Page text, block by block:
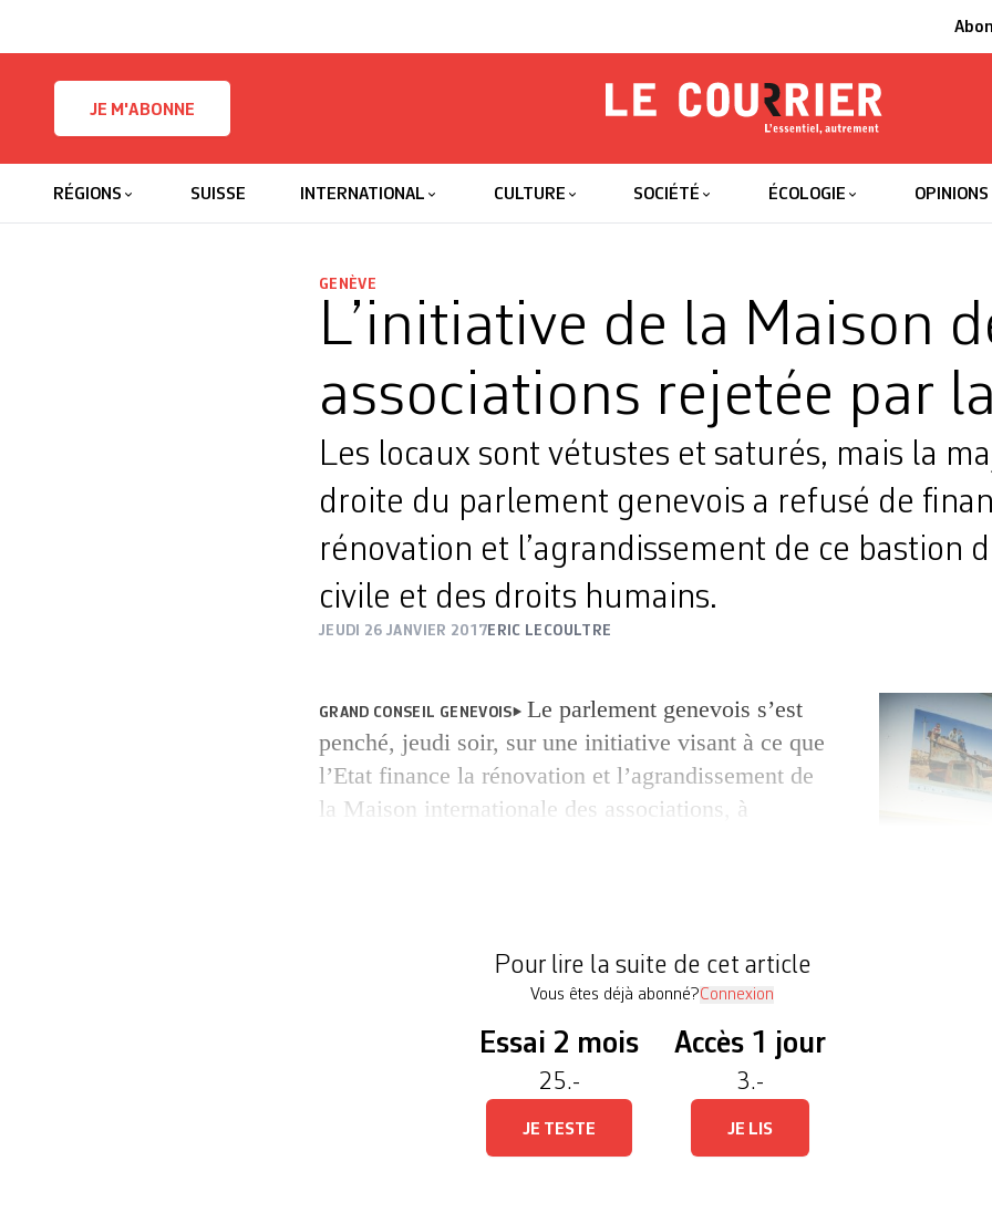
JE M'ABONNE
Le Courrier
RÉGIONS
SUISSE INTERNATIONAL CULTURE SOCIÉTÉ ÉCOLOGIE OPINIONS
GENÈVE
L’initiative de la Maison
associations rejetée par
Les locaux sont vétustes et saturés, mais la
droite du parlement genevois a refusé de
rénovation et l’agrandissement de ce bastion
civile et des droits humains.
JEUDI 26 JANVIER 2017 ERIC LECOULTRE
GRAND CONSEIL GENEVOIS
Le parlement genevois s’est
penché, jeudi soir, sur une initiative visant à ce que
l’Etat finance la rénovation et l’agrandissement de
la Maison internationale des associations, à
Pour lire la suite de cet article
Vous êtes déjà abonné?Connexion
Essai 2 mois
25.-
JE TESTE
Accès 1 jour
3.-
JE LIS